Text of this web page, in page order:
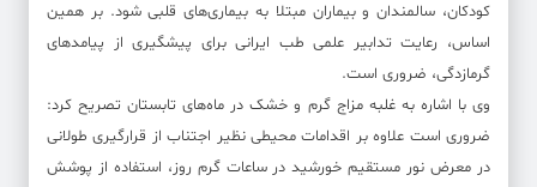
کودکان، سالمندان و بیماران مبتلا به بیماری‌های قلبی شود. بر همین
اساس، رعایت تدابیر علمی طب ایرانی برای پیشگیری از پیامدهای
گرمازدگی، ضروری است.
وی با اشاره به غلبه مزاج گرم و خشک در ماه‌های تابستان تصریح کرد:
ضروری است علاوه بر اقدامات محیطی نظیر اجتناب از قرارگیری طولانی
در معرض نور مستقیم خورشید در ساعات گرم روز، استفاده از پوشش